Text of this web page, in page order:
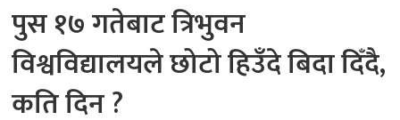
पुस १७ गतेबाट त्रिभुवन
विश्वविद्यालयले छोटो हिउँदे बिदा दिँदै,
कति दिन ?